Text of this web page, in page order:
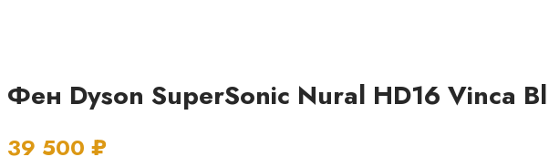
Фен Dyson SuperSonic Nural HD16 Vinca
39 500 ₽